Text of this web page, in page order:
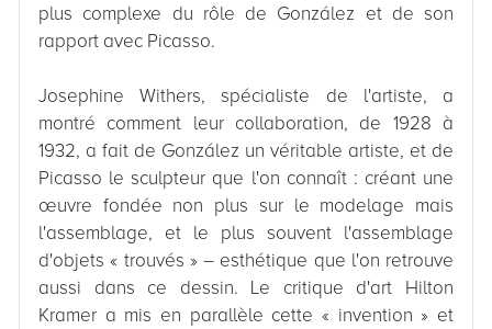
plus complexe du rôle de González et de son
rapport avec Picasso.
Josephine Withers, spécialiste de l'artiste, a
montré comment leur collaboration, de 1928 à
1932, a fait de González un véritable artiste, et de
Picasso le sculpteur que l'on connaît : créant une
œuvre fondée non plus sur le modelage mais
l'assemblage, et le plus souvent l'assemblage
d'objets « trouvés » – esthétique que l'on retrouve
aussi dans ce dessin. Le critique d'art Hilton
Kramer a mis en parallèle cette « invention » et